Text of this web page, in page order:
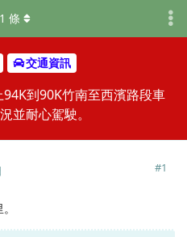
交通資訊
94K到90K竹南至西濱路段車
並耐心駕駛。
1 條
#1